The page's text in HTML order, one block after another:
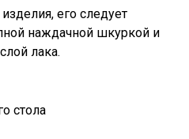
его следует
наждачной шкуркой и
лака.
стола